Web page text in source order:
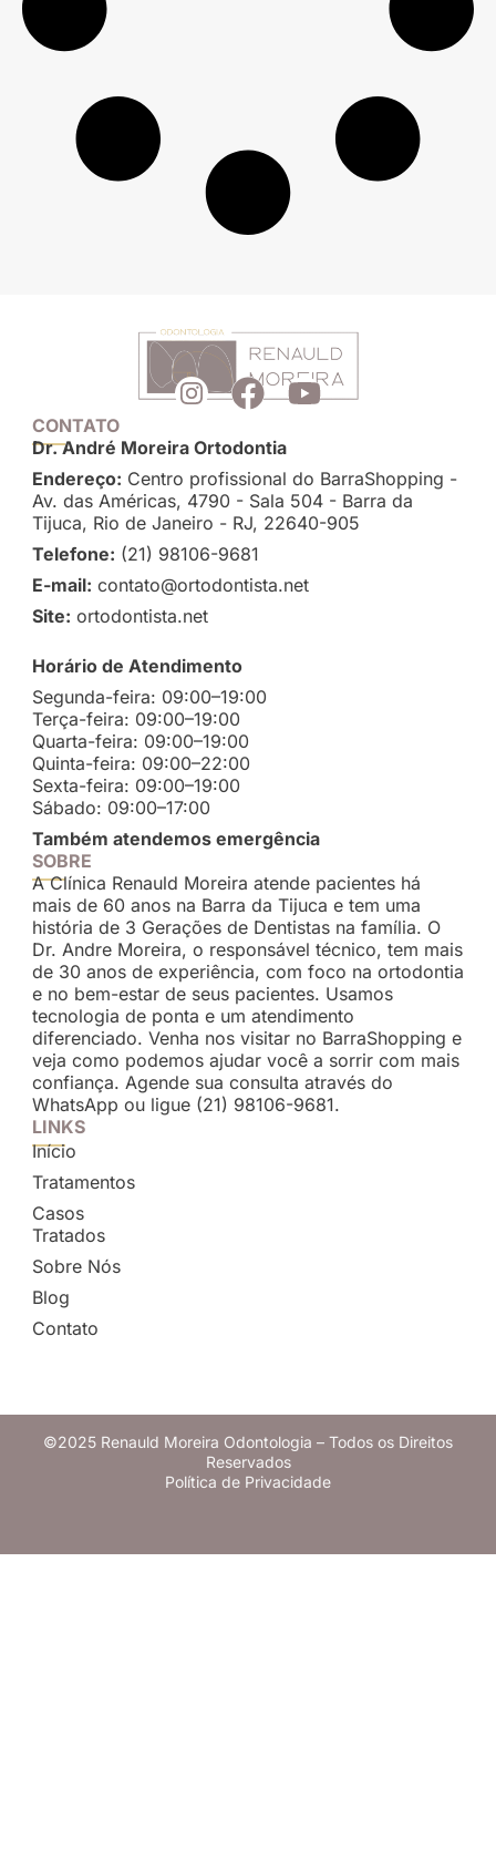
SOBRE
A Clínica Renauld Moreira atende pacientes há
mais de 60 anos na Barra da Tijuca e tem uma
história de 3 Gerações de Dentistas na família. O
Dr. Andre Moreira, o responsável técnico, tem mais
de 30 anos de experiência, com foco na ortodontia
e no bem-estar de seus pacientes. Usamos
tecnologia de ponta e um atendimento
diferenciado. Venha nos visitar no BarraShopping e
veja como podemos ajudar você a sorrir com mais
confiança. Agende sua consulta através do
WhatsApp ou ligue (21) 98106-9681.
LINKS
Início
Tratamentos
Casos
Tratados
Sobre Nós
Blog
Contato
CONTATO
Dr. André Moreira Ortodontia
Endereço: Centro profissional do BarraShopping -
Av. das Américas, 4790 - Sala 504 - Barra da
Tijuca, Rio de Janeiro - RJ, 22640-905
Telefone: (21) 98106-9681
E-mail: contato@ortodontista.net
Site: ortodontista.net
Horário de Atendimento
Segunda-feira: 09:00–19:00
Terça-feira: 09:00–19:00
Quarta-feira: 09:00–19:00
Quinta-feira: 09:00–22:00
Sexta-feira: 09:00–19:00
Sábado: 09:00–17:00
Também atendemos emergência
©2025 Renauld Moreira Odontologia – Todos os Direitos
Reservados
Política de Privacidade